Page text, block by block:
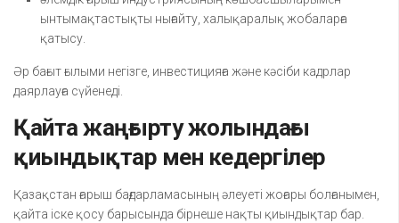
ынтымақтастықты нығайту, халықаралық жобаларға
қатысу.
Әр бағыт ғылыми негізге, инвестицияға және кәсіби кадрлар
даярлауға сүйенеді.
Қайта жаңғырту жолындағы
қиындықтар мен кедергілер
Қазақстан ғарыш бағдарламасының әлеуеті жоғары болғанымен,
қайта іске қосу барысында бірнеше нақты қиындықтар бар.